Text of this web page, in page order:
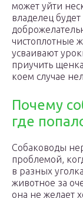
может уйти
владелец
чистоплотные
усваивают
приучить
коем случае
Почему
где
Собаководы
проблемой,
в разных
животное за
она не желает